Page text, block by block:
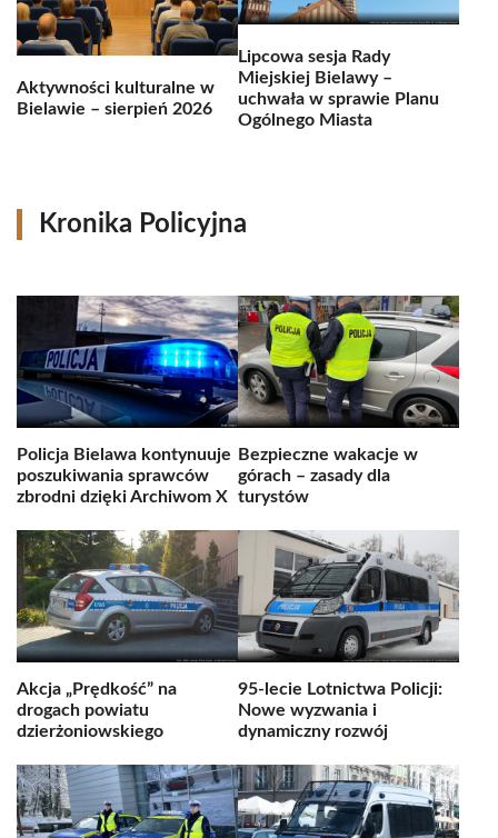
Aktywności kulturalne w
Bielawie – sierpień 2026
Lipcowa sesja Rady
Miejskiej Bielawy –
uchwała w sprawie Planu
Ogólnego Miasta
Kronika Policyjna
Policja Bielawa kontynuuje
poszukiwania sprawców
zbrodni dzięki Archiwom X
Bezpieczne wakacje w
górach – zasady dla
turystów
Akcja „Prędkość” na
drogach powiatu
dzierżoniowskiego
95-lecie Lotnictwa Policji:
Nowe wyzwania i
dynamiczny rozwój